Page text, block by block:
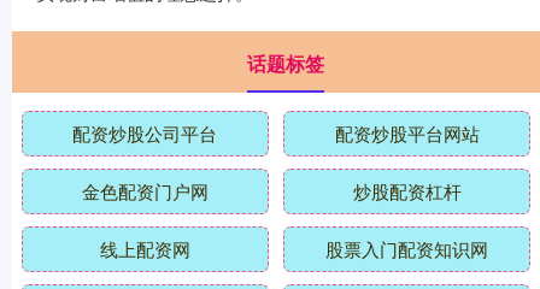
话题标签
配资炒股公司平台 配资炒股平台网站
金色配资门户网 炒股配资杠杆
线上配资网 股票入门配资知识网